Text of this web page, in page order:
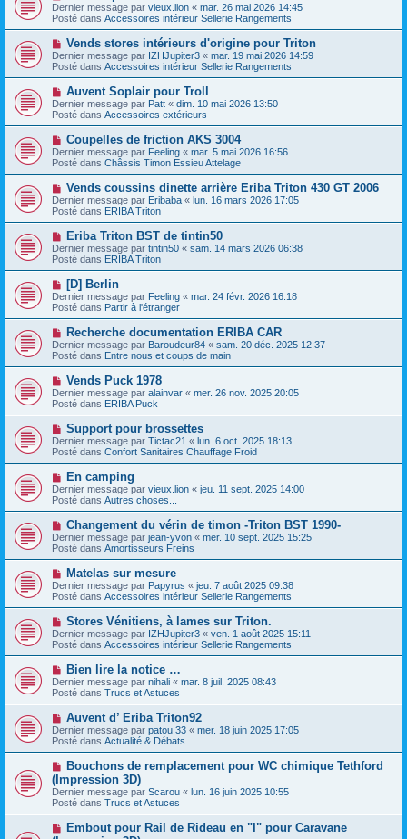
s
a
g
e
u
m
e
s
s
a
g
o
u
v
e
u
m
e
s
s
a
g
e
Dernier message par vieux.lion « mar. 26 mai 2026 14:45
Posté dans Accessoires intérieur Sellerie Rangements
N
o
u
v
a
u
m
e
s
s
a
g
e
Vends stores intérieurs d'origine pour Triton
Dernier message par IZHJupiter3 « mar. 19 mai 2026 14:59
Posté dans Accessoires intérieur Sellerie Rangements
N
o
u
v
a
u
m
e
s
s
a
g
e
Auvent Soplair pour Troll
Dernier message par Patt « dim. 10 mai 2026 13:50
Posté dans Accessoires extérieurs
N
o
u
v
e
u
m
e
s
a
g
e
Coupelles de friction AKS 3004
Dernier message par Feeling « mar. 5 mai 2026 16:56
Posté dans Châssis Timon Essieu Attelage
N
o
u
v
e
a
u
m
e
s
a
g
e
Vends coussins dinette arrière Eriba Triton 430 GT 2006
Dernier message par Eribaba « lun. 16 mars 2026 17:05
Posté dans ERIBA Triton
N
o
u
v
e
u
m
e
s
a
g
e
Eriba Triton BST de tintin50
Dernier message par tintin50 « sam. 14 mars 2026 06:38
Posté dans ERIBA Triton
N
o
u
v
e
a
u
m
e
s
s
a
g
e
[D] Berlin
Dernier message par Feeling « mar. 24 févr. 2026 16:18
Posté dans Partir à l'étranger
N
o
u
v
e
u
m
e
s
s
a
g
e
Recherche documentation ERIBA CAR
Dernier message par Baroudeur84 « sam. 20 déc. 2025 12:37
Posté dans Entre nous et coups de main
N
o
u
v
e
a
u
m
e
s
a
g
e
Vends Puck 1978
Dernier message par alainvar « mer. 26 nov. 2025 20:05
Posté dans ERIBA Puck
N
o
u
v
e
a
u
m
e
s
s
a
g
e
Support pour brossettes
Dernier message par Tictac21 « lun. 6 oct. 2025 18:13
Posté dans Confort Sanitaires Chauffage Froid
N
o
u
v
a
u
m
e
s
a
g
e
En camping
Dernier message par vieux.lion « jeu. 11 sept. 2025 14:00
Posté dans Autres choses...
N
o
u
v
e
a
u
m
e
s
s
a
g
e
Changement du vérin de timon -Triton BST 1990-
Dernier message par jean-yvon « mer. 10 sept. 2025 15:25
Posté dans Amortisseurs Freins
N
o
u
v
e
a
u
m
e
s
a
g
Matelas sur mesure
Dernier message par Papyrus « jeu. 7 août 2025 09:38
Posté dans Accessoires intérieur Sellerie Rangements
N
o
u
v
e
a
u
m
e
s
s
a
g
e
Stores Vénitiens, à lames sur Triton.
Dernier message par IZHJupiter3 « ven. 1 août 2025 15:11
Posté dans Accessoires intérieur Sellerie Rangements
N
o
u
v
a
u
m
e
s
a
g
e
Bien lire la notice …
Dernier message par nihali « mar. 8 juil. 2025 08:43
Posté dans Trucs et Astuces
N
o
u
v
e
a
u
m
e
s
s
a
Auvent d’ Eriba Triton92
Dernier message par patou 33 « mer. 18 juin 2025 17:05
Posté dans Actualité & Débats
N
u
v
e
a
Bouchons de remplacement pour WC chimique Tethford
(Impression 3D)
Dernier message par Scarou « lun. 16 juin 2025 10:55
Posté dans Trucs et Astuces
NEmbout pour Rail de Rideau en "I" pour Caravane